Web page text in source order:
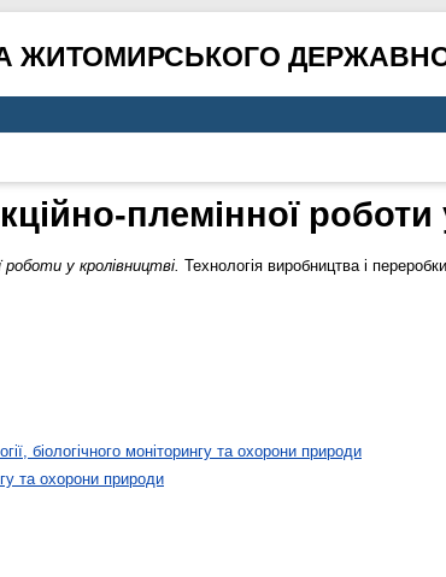
ЖИТОМИРСЬКОГО
племінної роботи
у кролівництві. Технологія виробництва і
біологічного моніторингу та охорони природи
та охорони природи